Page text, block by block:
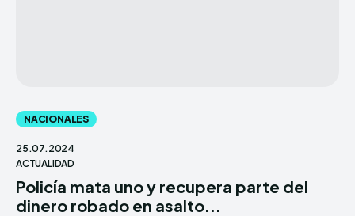
NACIONALES
25.07.2024
ACTUALIDAD
Policía mata uno y recupera parte del
dinero robado en asalto...